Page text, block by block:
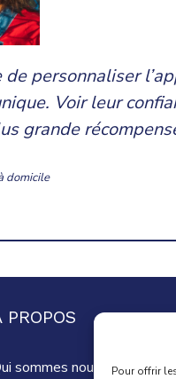
Pour offrir
personnaliser
Voir leur
grande
domicile
PROPOS
sommes nous ?